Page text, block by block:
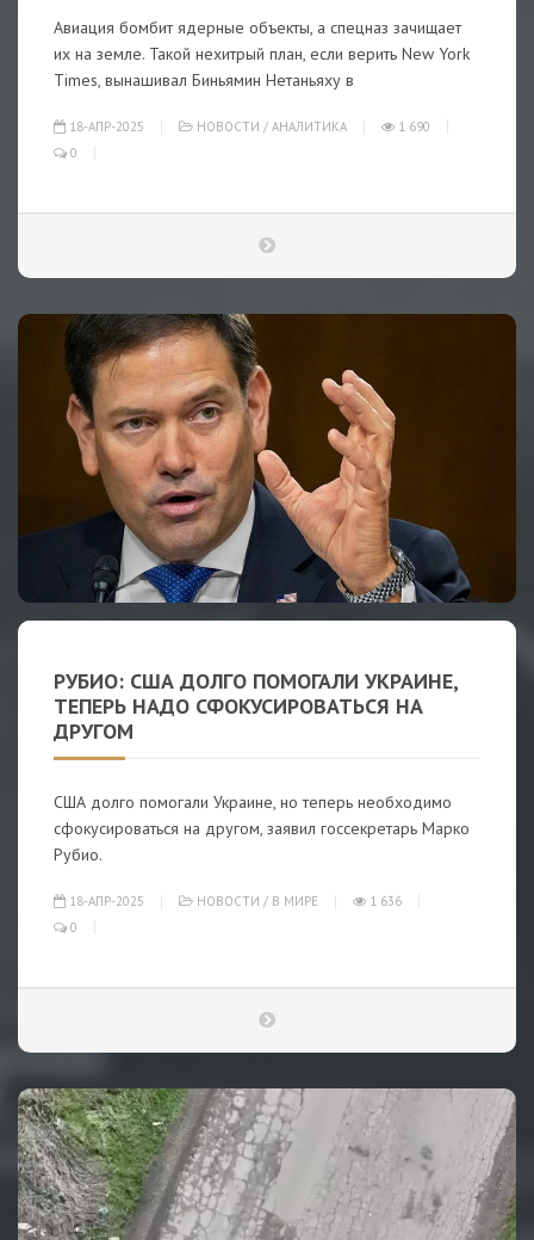
Авиация бомбит ядерные объекты, а спецназ зачищает
их на земле. Такой нехитрый план, если верить New York
Times, вынашивал Биньямин Нетаньяху в
18-АПР-2025 НОВОСТИ / АНАЛИТИКА
1 690
0
РУБИО: США ДОЛГО ПОМОГАЛИ УКРАИНЕ,
ТЕПЕРЬ НАДО СФОКУСИРОВАТЬСЯ НА
ДРУГОМ
США долго помогали Украине, но теперь необходимо
сфокусироваться на другом, заявил госсекретарь Марко
Рубио.
18-АПР-2025 НОВОСТИ / В МИРЕ
1 636
0